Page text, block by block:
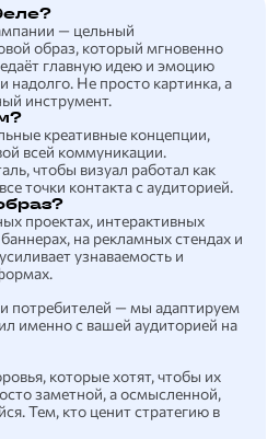
— цельный
образ, который мгновенно
главную идею и эмоцию
надолго. Не просто картинка, а
инструмент.
креативные концепции,
всей коммуникации.
чтобы визуал работал как
точки контакта с аудиторией.
проектах, интерактивных
на рекламных стендах и
узнаваемость и
потребителей — мы адаптируем
именно с вашей аудиторией на
которые хотят, чтобы их
заметной, а осмысленной,
Тем, кто ценит стратегию в